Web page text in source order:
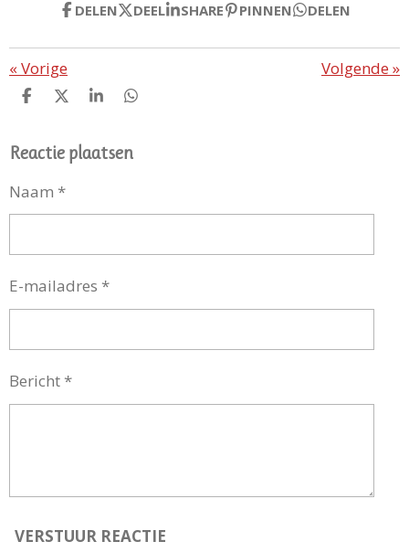
DELEN DEEL SHARE PINNEN DELEN
« Vorige Volgende »
D
E
N
D
L
S
R
E
D
E
N
Reactie plaatsen
Naam *
E-mailadres *
Bericht *
VERSTUUR REACTIE